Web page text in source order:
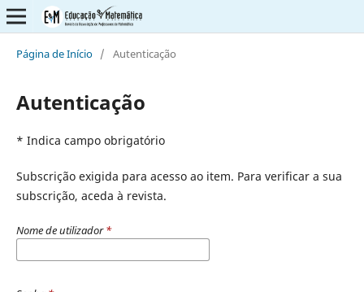
Página de Início / Autenticação
Autenticação
* Indica campo obrigatório
Subscrição exigida para acesso ao item. Para verificar a sua
subscrição, aceda à revista.
Nome de utilizador*